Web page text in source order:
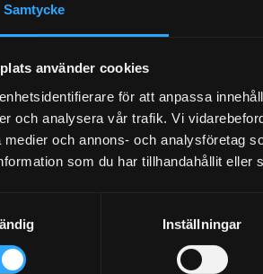
Samtycke
använder cookies
för att anpassa
och analysera vår trafik. Vi
medier och annons- och analysföretag
som du har tillhandahållit
Inställningar